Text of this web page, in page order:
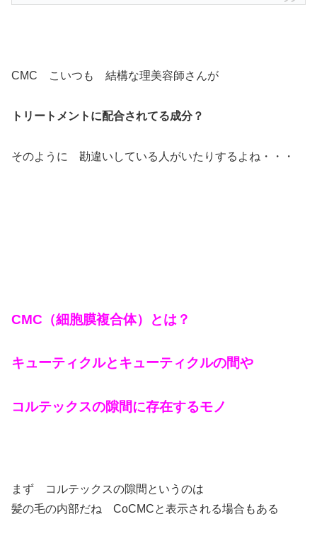
CMC こいつも 結構な理美容師さんが
トリートメントに配合されてる成分？
そのように 勘違いしている人がいたりするよね・・・
CMC（細胞膜複合体）とは？
キューティクルとキューティクルの間や
コルテックスの隙間に存在するモノ
まず コルテックスの隙間というのは
髪の毛の内部だね CoCMCと表示される場合もある